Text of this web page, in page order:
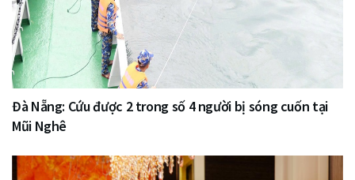
Đà Nẵng: Cứu được 2 trong số 4 người bị sóng cuốn tại
Mũi Nghê